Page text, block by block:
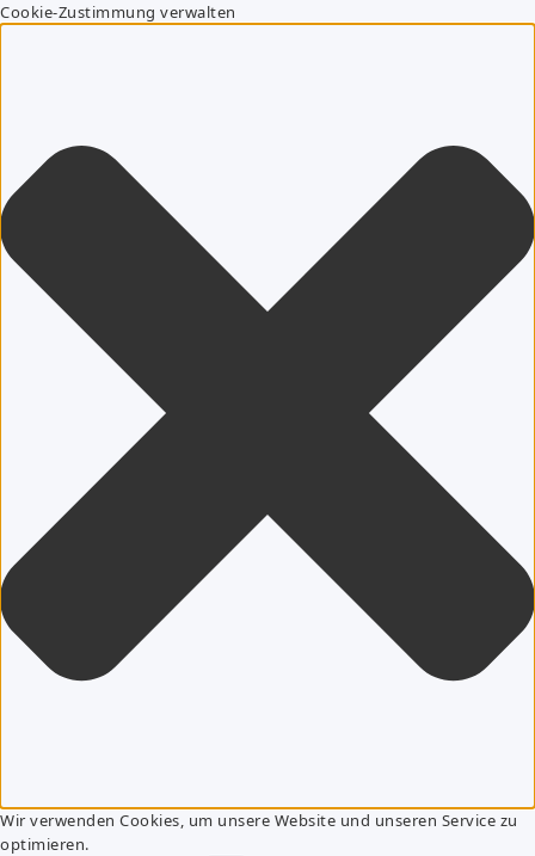
Cookie-Zustimmung verwalten
Wir verwenden Cookies, um unsere Website und unseren Service zu
optimieren.